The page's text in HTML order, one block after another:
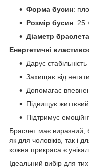
Форма бусин:
Розмір бусин: 25
Діаметр браслета
Енергетичні
Дарує
Захищає від
Допомагає
Підвищує
Підтримує
Браслет має виразний,
як для чоловіків, так і
кожна прикраса є
Ідеальний вибір для